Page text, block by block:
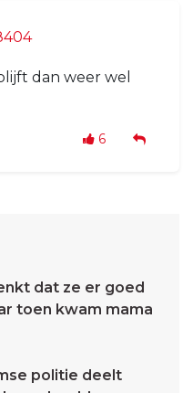
dan weer wel
6
dat ze er goed
toen kwam mama
politie deelt